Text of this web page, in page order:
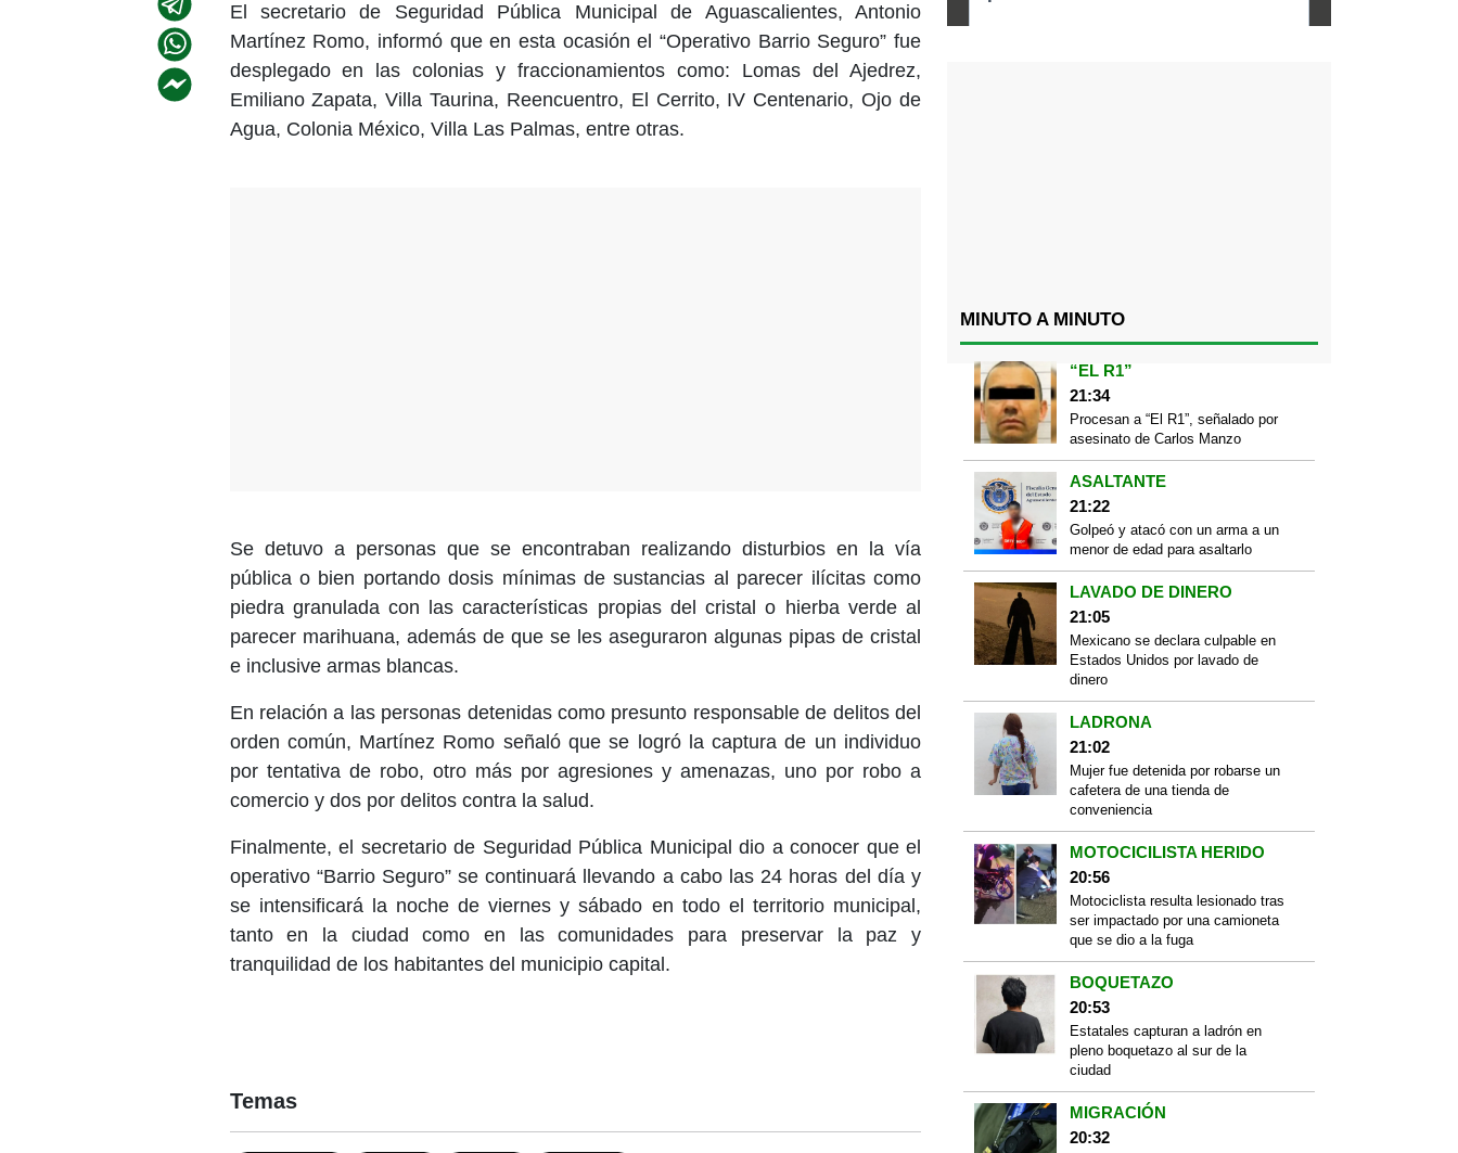
El secretario de Seguridad Pública Municipal de Aguascalientes, Antonio
Martínez Romo, informó que en esta ocasión el “Operativo Barrio Seguro” fue
desplegado en las colonias y fraccionamientos como: Lomas del Ajedrez,
Emiliano Zapata, Villa Taurina, Reencuentro, El Cerrito, IV Centenario, Ojo de
Agua, Colonia México, Villa Las Palmas, entre otras.
Se detuvo a personas que se encontraban realizando disturbios en la vía
pública o bien portando dosis mínimas de sustancias al parecer ilícitas como
piedra granulada con las características propias del cristal o hierba verde al
parecer marihuana, además de que se les aseguraron algunas pipas de cristal
e inclusive armas blancas.
En relación a las personas detenidas como presunto responsable de delitos del
orden común, Martínez Romo señaló que se logró la captura de un individuo
por tentativa de robo, otro más por agresiones y amenazas, uno por robo a
comercio y dos por delitos contra la salud.
Finalmente, el secretario de Seguridad Pública Municipal dio a conocer que el
operativo “Barrio Seguro” se continuará llevando a cabo las 24 horas del día y
se intensificará la noche de viernes y sábado en todo el territorio municipal,
tanto en la ciudad como en las comunidades para preservar la paz y
tranquilidad de los habitantes del municipio capital.
Temas
MINUTO A MINUTO
“EL R1”
21:34
Procesan a “El R1”, señalado por
asesinato de Carlos Manzo
ASALTANTE
21:22
Golpeó y atacó con un arma a un
menor de edad para asaltarlo
LAVADO DE DINERO
21:05
Mexicano se declara culpable en
Estados Unidos por lavado de
dinero
LADRONA
21:02
Mujer fue detenida por robarse un
cafetera de una tienda de
conveniencia
MOTOCICILISTA HERIDO
20:56
Motociclista resulta lesionado tras
ser impactado por una camioneta
que se dio a la fuga
BOQUETAZO
20:53
Estatales capturan a ladrón en
pleno boquetazo al sur de la
ciudad
MIGRACIÓN
20:32